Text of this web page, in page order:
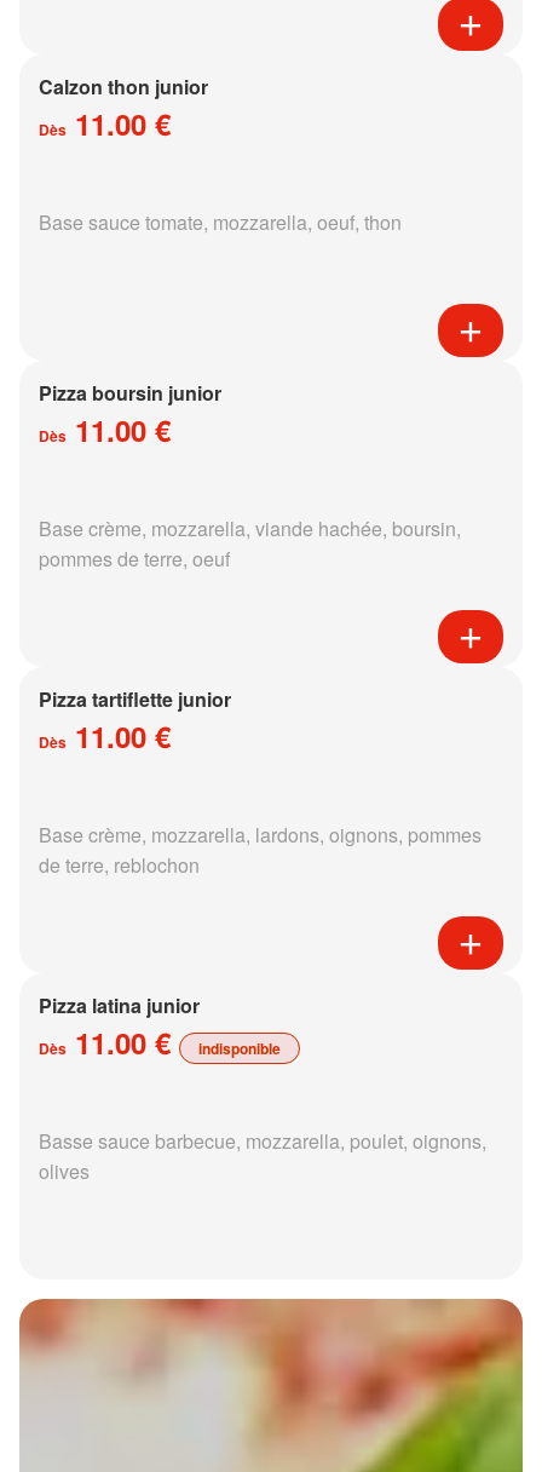
Calzon thon junior
Dès 11.00 €
Base sauce tomate, mozzarella, oeuf, thon
Pizza boursin junior
Dès 11.00 €
Base crème, mozzarella, viande hachée, boursin,
pommes de terre, oeuf
Pizza tartiflette junior
Dès 11.00 €
Base crème, mozzarella, lardons, oignons, pommes
de terre, reblochon
Pizza latina junior
Dès 11.00 € indisponible
Basse sauce barbecue, mozzarella, poulet, oignons,
olives